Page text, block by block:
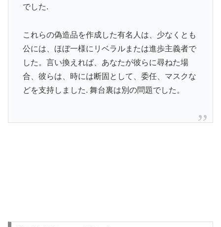
でした.
これらの偽造品を作成した有名人は、少なくとも
公には、ほぼ一様にリベラルまたは進歩主義者で
した。言い換えれば、あなたが彼らに尋ねた場
合、彼らは、時には断固として、委任、マスクな
どを支持しました. 舞台裏は別の問題でした。